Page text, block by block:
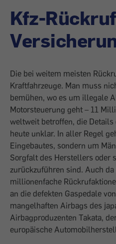
Kfz-
Die bei weitem meisten
Kraftfahrzeuge. Man muss
bemühen, wo es um illegale
Motorsteuerung geht – 11
weltweit betroffen, die
heute unklar. In aller Regel
Eingebautes, sondern um
Sorgfalt des Herstellers oder
zurückzuführen sind. Auch
millionenfache
an die defekten Gaspedale
mangelhaften Airbags des
Airbagproduzenten Takata,
europäische